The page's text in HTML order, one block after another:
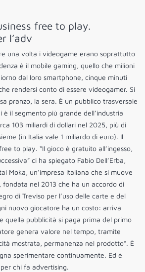
free to play.
l’adv
una volta i videogame erano soprattutto
è il mobile gaming, quello che milioni
dal loro smartphone, cinque minuti
rendersi conto di essere videogamer. Si
pranzo, la sera. È un pubblico trasversale
è il segmento più grande dell’industria
103 miliardi di dollari nel 2025, più di
(in Italia vale 1 miliardo di euro). Il
to play. “Il gioco è gratuito all’ingesso,
ci ha spiegato Fabio Dell’Erba,
Moka, un’impresa italiana che si muove
fondata nel 2013 che ha un accordo di
di Treviso per l’uso delle carte e del
nuovo giocatore ha un costo: arriva
quella pubblicità si paga prima del primo
genera valore nel tempo, tramite
mostrata, permanenza nel prodotto”. È
sperimentare continuamente. Ed è
chi fa advertising.